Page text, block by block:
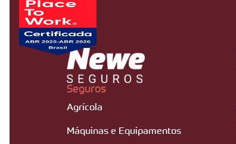
Seguros
Agrícola
Máquinas e Equipamentos